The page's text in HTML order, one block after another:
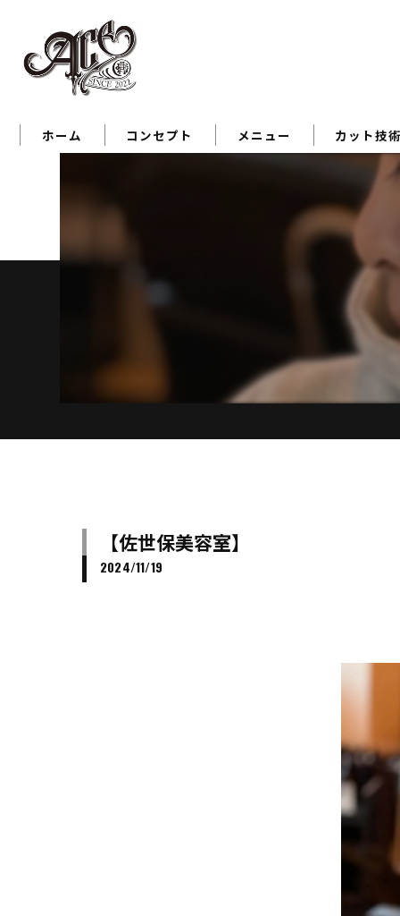
ホーム コンセプト メニュー カット技
【佐世保美容室】
2024/11/19